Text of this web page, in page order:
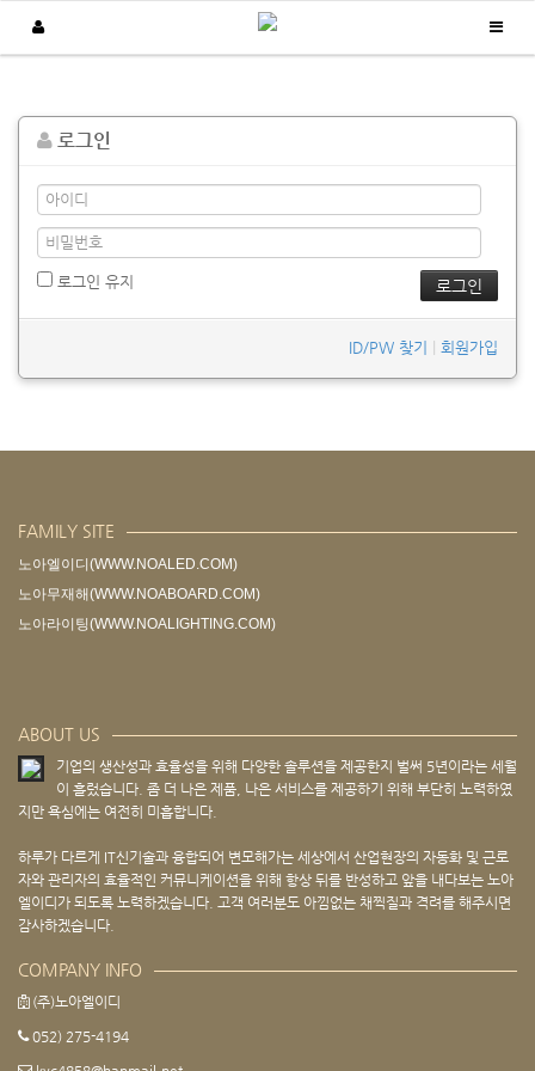
납품실적
로그인
로그인 유지
ID/PW 찾기 회원가입
FAMILY SITE
노아엘이디(WWW.NOALED.COM)
노아무재해(WWW.NOABOARD.COM)
노아라이팅(WWW.NOALIGHTING.COM)
ABOUT US
기업의 생산성과 효율성을 위해 다양한 솔루션을 제공한지 벌써 5년이라는 세월
이 흘렀습니다. 좀 더 나은 제품, 나은 서비스를 제공하기 위해 부단히 노력하였
지만 욕심에는 여전히 미흡합니다.
하루가 다르게 IT신기술과 융합되어 변모해가는 세상에서 산업현장의 자동화 및 근로
자와 관리자의 효율적인 커뮤니케이션을 위해 항상 뒤를 반성하고 앞을 내다보는 노아
엘이디가 되도록 노력하겠습니다. 고객 여러분도 아낌없는 채찍질과 격려를 해주시면
감사하겠습니다.
COMPANY INFO
(주)노아엘이디
052) 275-4194